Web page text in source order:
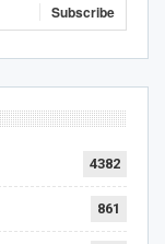
Subscribe
4382
861